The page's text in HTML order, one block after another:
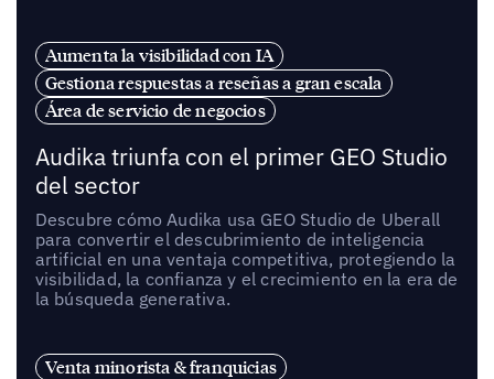
Aumenta la visibilidad con IA
Gestiona respuestas a reseñas a gran escala
Área de servicio de negocios
Audika triunfa con el primer GEO Studio
del sector
Descubre cómo Audika usa GEO Studio de Uberall
para convertir el descubrimiento de inteligencia
artificial en una ventaja competitiva, protegiendo la
visibilidad, la confianza y el crecimiento en la era de
la búsqueda generativa.
Venta minorista & franquicias